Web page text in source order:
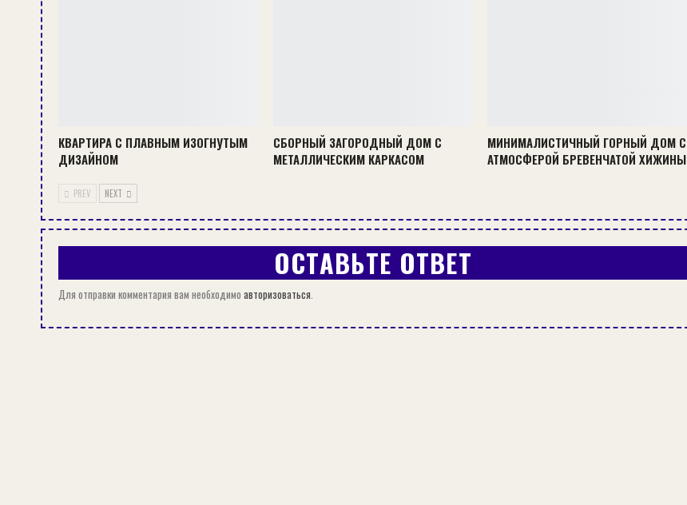
КВАРТИРА С ПЛАВНЫМ ИЗОГНУТЫМ
ДИЗАЙНОМ
СБОРНЫЙ ЗАГОРОДНЫЙ ДОМ С
МЕТАЛЛИЧЕСКИМ КАРКАСОМ
МИНИМАЛИСТИЧНЫЙ ГОРНЫЙ ДОМ С
АТМОСФЕРОЙ БРЕВЕНЧАТОЙ ХИЖИНЫ
PREV NEXT
ОСТАВЬТЕ ОТВЕТ
Для отправки комментария вам необходимо авторизоваться.